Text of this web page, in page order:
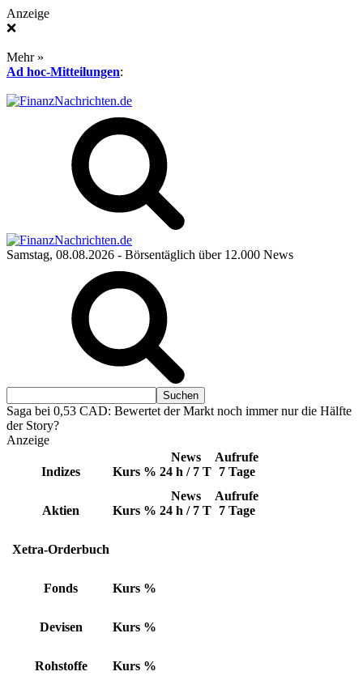
Anzeige
❌
Mehr »
Ad hoc-Mitteilungen:
Samstag, 08.08.2026 - Börsentäglich über 12.000 News
Saga bei 0,53 CAD: Bewertet der Markt noch immer nur die Hälfte
der Story?
Anzeige
Indizes Kurs %
News
24 h / 7 T
Aufrufe
7 Tage
Aktien Kurs %
News
24 h / 7 T
Aufrufe
7 Tage
Xetra-Orderbuch
Fonds Kurs %
Devisen Kurs %
Rohstoffe Kurs %